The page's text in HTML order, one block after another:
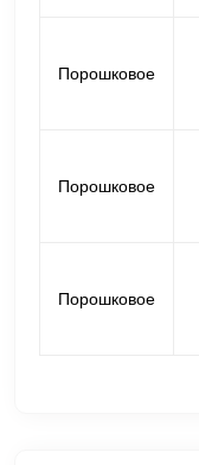
Порошковое
Порошковое
Порошковое